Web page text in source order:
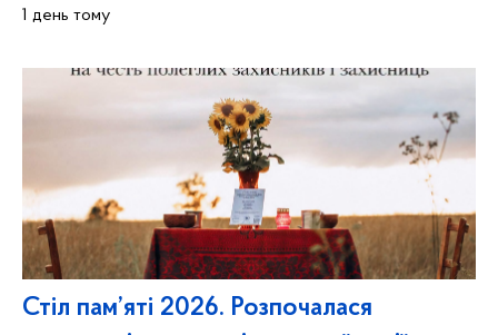
1 день тому
Стіл пам’яті 2026. Розпочалася